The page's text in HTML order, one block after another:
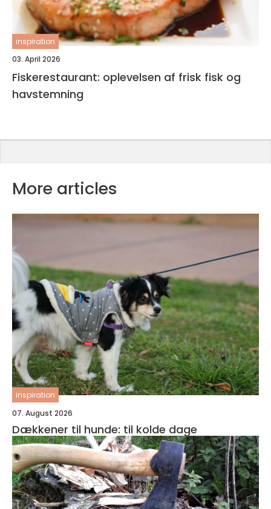
inspiration
03. April 2026
Fiskerestaurant: oplevelsen af frisk fisk og
havstemning
More articles
inspiration
07. August 2026
Dækkener til hunde: til kolde dage